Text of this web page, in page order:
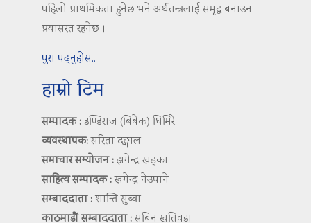
पहिलो प्राथमिकता हुनेछ भने अर्थतन्त्रलाई समृद्ध बनाउन
प्रयासरत रहनेछ ।
पुरा पढ्नुहोस..
हाम्रो टिम
सम्पादक :डण्डिराज (बिबेक) घिमिरे
व्यवस्थापक:सरिता दङ्गाल
समाचार सम्योजन :झगेन्द्र खड्का
साहित्य सम्पादक :खगेन्द्र नेउपाने
सम्बाददाता :शान्ति सुब्बा
काठमाडौं सम्बाददाता :सबिन खतिवडा